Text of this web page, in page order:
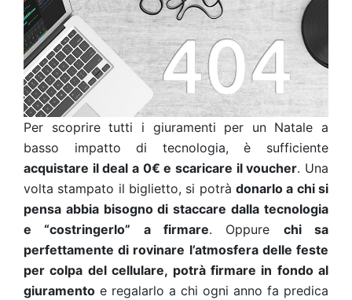
Per scoprire tutti i giuramenti per un Natale a
basso impatto di tecnologia, è sufficiente
acquistare il deal a 0€ e scaricare il voucher. Una
volta stampato il biglietto, si potrà donarlo a chi si
pensa abbia bisogno di staccare dalla tecnologia
e “costringerlo” a firmare. Oppure chi sa
perfettamente di rovinare l’atmosfera delle feste
per colpa del cellulare, potrà firmare in fondo al
giuramento e regalarlo a chi ogni anno fa predica